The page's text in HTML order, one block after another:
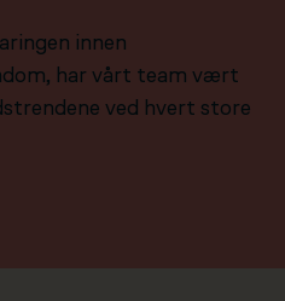
innen
har vårt team vært
ved hvert store